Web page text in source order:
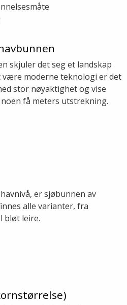
skjuler det seg et landskap
være moderne teknologi er det
stor nøyaktighet og vise
få meters utstrekning.
er sjøbunnen av
alle varianter, fra
bløt leire.